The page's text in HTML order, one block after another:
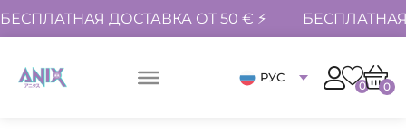
БЕСПЛАТНАЯ ДОСТАВКА ОТ 50 € ⚡
РУС
0 0